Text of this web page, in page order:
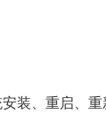
装、重启、